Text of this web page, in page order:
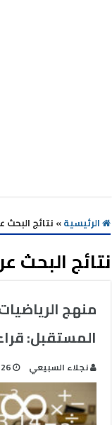
الرئيسية» نتائج البحث عن :
نتائج البحث
منهج
المستقبل:
نجلاء السبيعي